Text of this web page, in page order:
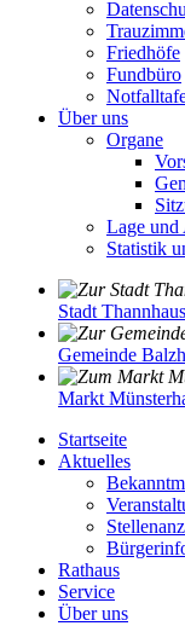
Friedhöfe
Fundbüro
Über uns
Organe
Lage und
Statistik
Stadt
Gemeinde
Markt
Startseite
Aktuelles
Rathaus
Service
Über uns